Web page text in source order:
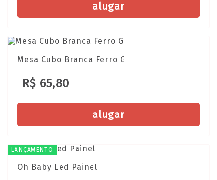
alugar
Mesa Cubo Branca Ferro G
R$ 65,80
alugar
LANÇAMENTO
Oh Baby Led Painel